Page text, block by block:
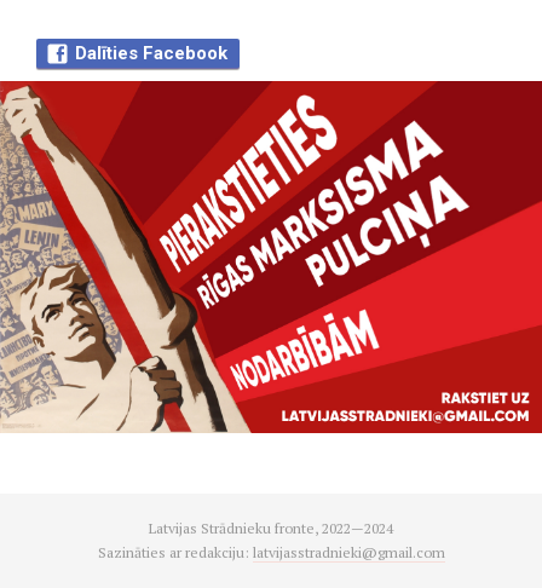
Dalīties Facebook
Latvijas Strādnieku fronte, 2022—2024
Sazināties ar redakciju: latvijasstradnieki@gmail.com